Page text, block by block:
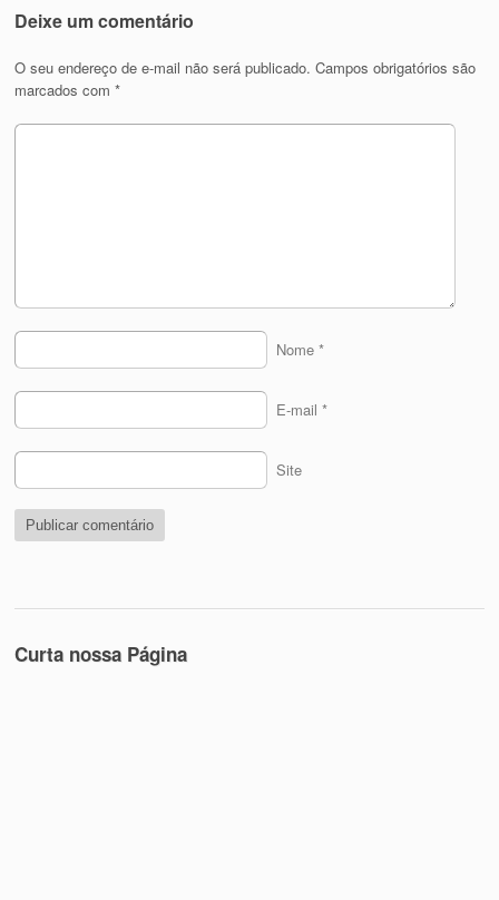
Deixe um comentário
O seu endereço de e-mail não será publicado. Campos obrigatórios são
marcados com*
Nome *
E-mail *
Site
Curta nossa Página